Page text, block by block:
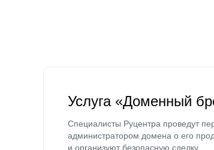
Услуга «Доменный
Специалисты Руцентра проведут
администратором домена о его
и организуют безопасную сделку.